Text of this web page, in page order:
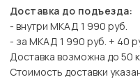
Доставка до подъезда:
- внутри МКАД 1 990 руб.
- за МКАД 1 990 руб. + 40
Доставка возможна до 50
Стоимость доставки